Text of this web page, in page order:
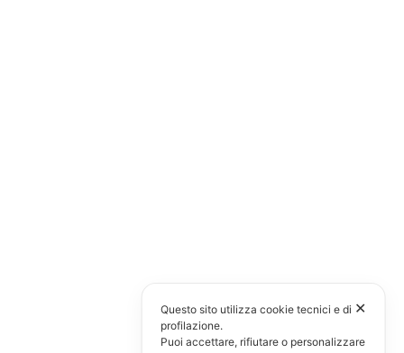
✕
Questo sito utilizza cookie tecnici e di
profilazione.
Puoi accettare, rifiutare o personalizzare